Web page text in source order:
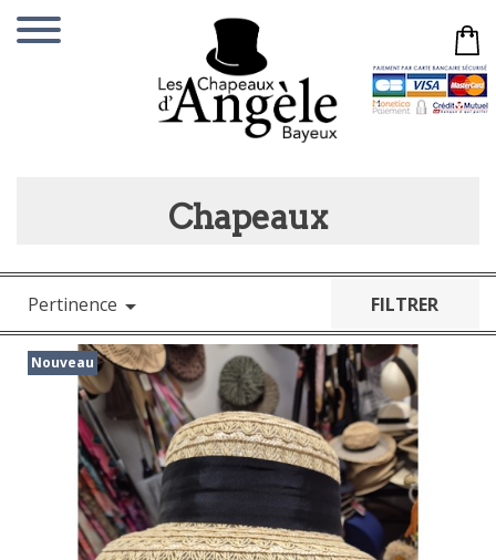
Chapeaux
Pertinence  FILTRER
Nouveau